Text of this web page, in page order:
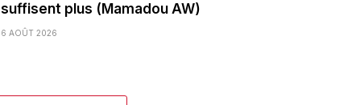
suffisent plus (Mamadou AW)
6 AOÛT 2026